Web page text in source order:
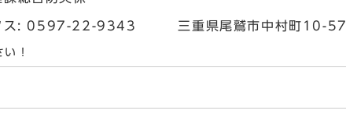
ス: 0597-22-9343 三重県尾鷲市中村町10-57
！